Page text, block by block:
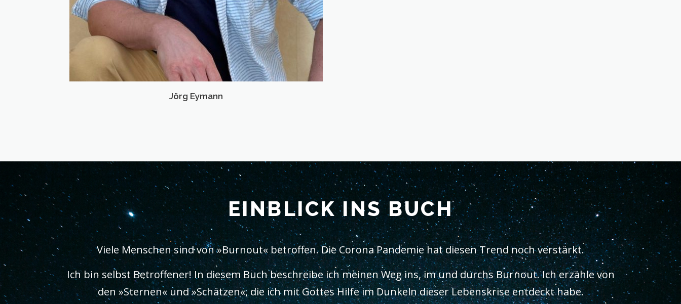
Jörg Eymann
EINBLICK INS BUCH
Viele Menschen sind von »Burnout« betroffen. Die Corona Pandemie hat diesen Trend noch verstärkt.
Ich bin selbst Betroffener! In diesem Buch beschreibe ich meinen Weg ins, im und durchs Burnout. Ich erzähle von
den »Sternen« und »Schätzen«, die ich mit Gottes Hilfe im Dunkeln dieser Lebenskrise entdeckt habe.